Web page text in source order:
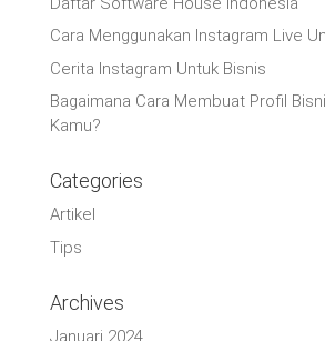
Cara Menggunakan Instagram Live
Cerita Instagram Untuk Bisnis
Bagaimana Cara Membuat Profil
Kamu?
Categories
Artikel
Tips
Archives
Januari 2024